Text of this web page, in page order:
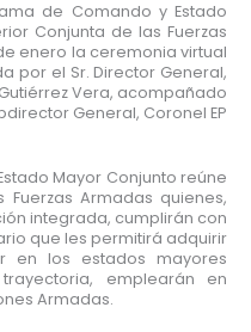
de Comando y Estado
Conjunta de las Fuerzas
enero la ceremonia virtual
por el Sr. Director General,
Vera, acompañado
General, Coronel EP
Mayor Conjunto reúne
Armadas quienes,
integrada, cumplirán con
que les permitirá adquirir
en los estados mayores
emplearán en
Armadas.